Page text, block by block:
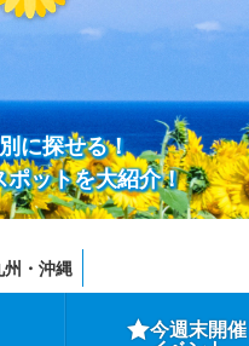
に探せる！
ットを大紹介！
州・沖縄
今週末開催